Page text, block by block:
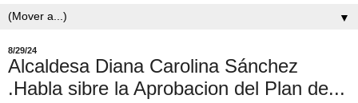
▼
8/29/24
Alcaldesa Diana Carolina Sánchez
.Habla sibre la Aprobacion del Plan de...